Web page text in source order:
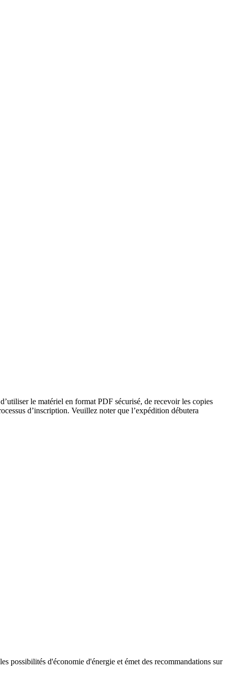
le matériel en format PDF sécurisé, de recevoir les copies
d’inscription. Veuillez noter que l’expédition débutera
possibilités d'économie d'énergie et émet des recommandations sur